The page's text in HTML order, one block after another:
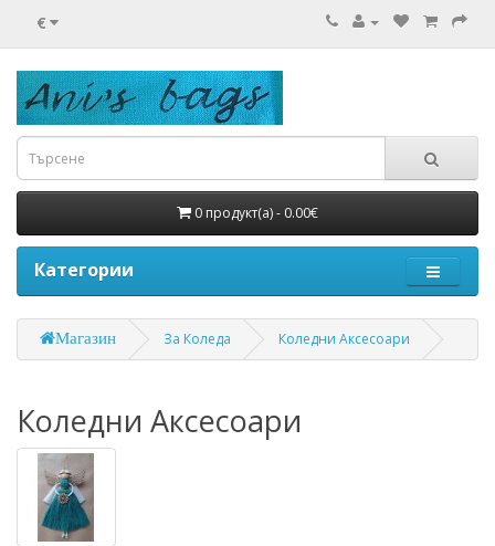
€
0 продукт(а) - 0.00€
Категории
Магазин За Коледа Коледни Аксесоари
Коледни Аксесоари